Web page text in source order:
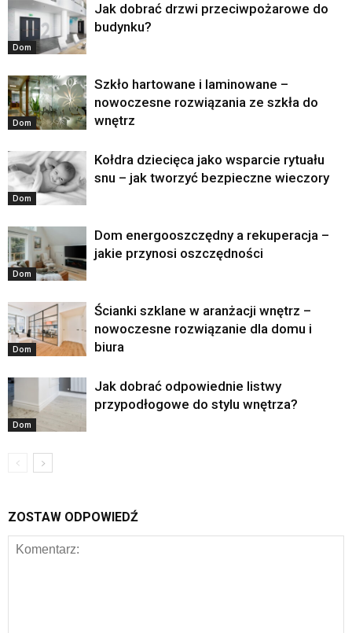
Dom
Jak dobrać drzwi przeciwpożarowe do
budynku?
Dom
Szkło hartowane i laminowane –
nowoczesne rozwiązania ze szkła do
wnętrz
Dom
Kołdra dziecięca jako wsparcie rytuału
snu – jak tworzyć bezpieczne wieczory
Dom
Dom energooszczędny a rekuperacja –
jakie przynosi oszczędności
Dom
Ścianki szklane w aranżacji wnętrz –
nowoczesne rozwiązanie dla domu i
biura
Dom
Jak dobrać odpowiednie listwy
przypodłogowe do stylu wnętrza?
ZOSTAW ODPOWIEDŹ